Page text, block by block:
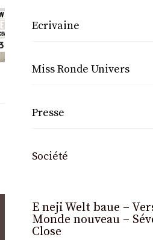
Ecrivaine
Miss Ronde Univers
Presse
Société
E neji Welt baue –
Monde nouveau –
Close